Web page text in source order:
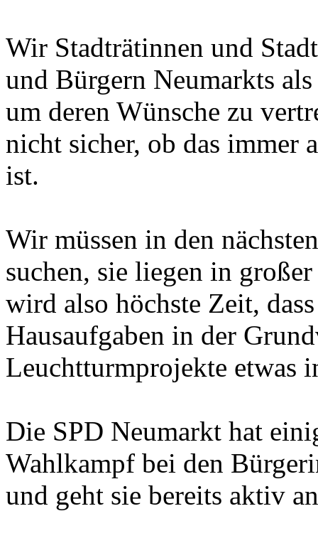
Wir Stadträtinnen und
und Bürgern Neumarkts
um deren Wünsche zu
nicht sicher, ob das immer
ist.
Wir müssen in den
suchen, sie liegen in
wird also höchste Zeit,
Hausaufgaben in der
Leuchtturmprojekte etwas
Die SPD Neumarkt hat
Wahlkampf bei den
und geht sie bereits aktiv